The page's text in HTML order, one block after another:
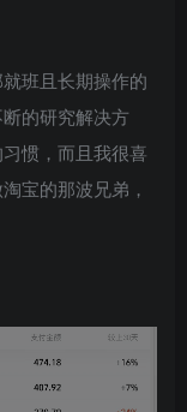
班且长期操作的
的研究解决方
惯，而且我很喜
宝的那波兄弟，